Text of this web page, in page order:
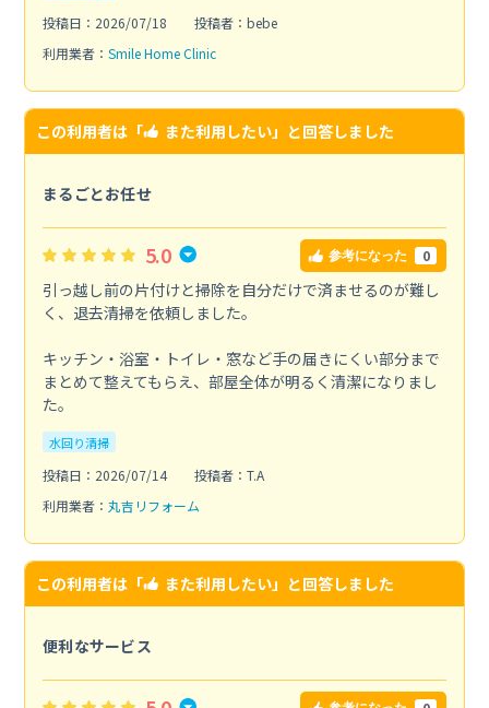
投稿日：2026/07/18
投稿者：bebe
利用業者： Smile Home Clinic
この利用者は「 また利用したい」と回答しました
まるごとお任せ
5.0 参考になった 0
引っ越し前の片付けと掃除を自分だけで済ませるのが難し
く、退去清掃を依頼しました。
キッチン・浴室・トイレ・窓など手の届きにくい部分まで
まとめて整えてもらえ、部屋全体が明るく清潔になりまし
た。
水回り清掃
投稿日：2026/07/14
投稿者：T.A
利用業者： 丸吉リフォーム
この利用者は「 また利用したい」と回答しました
便利なサービス